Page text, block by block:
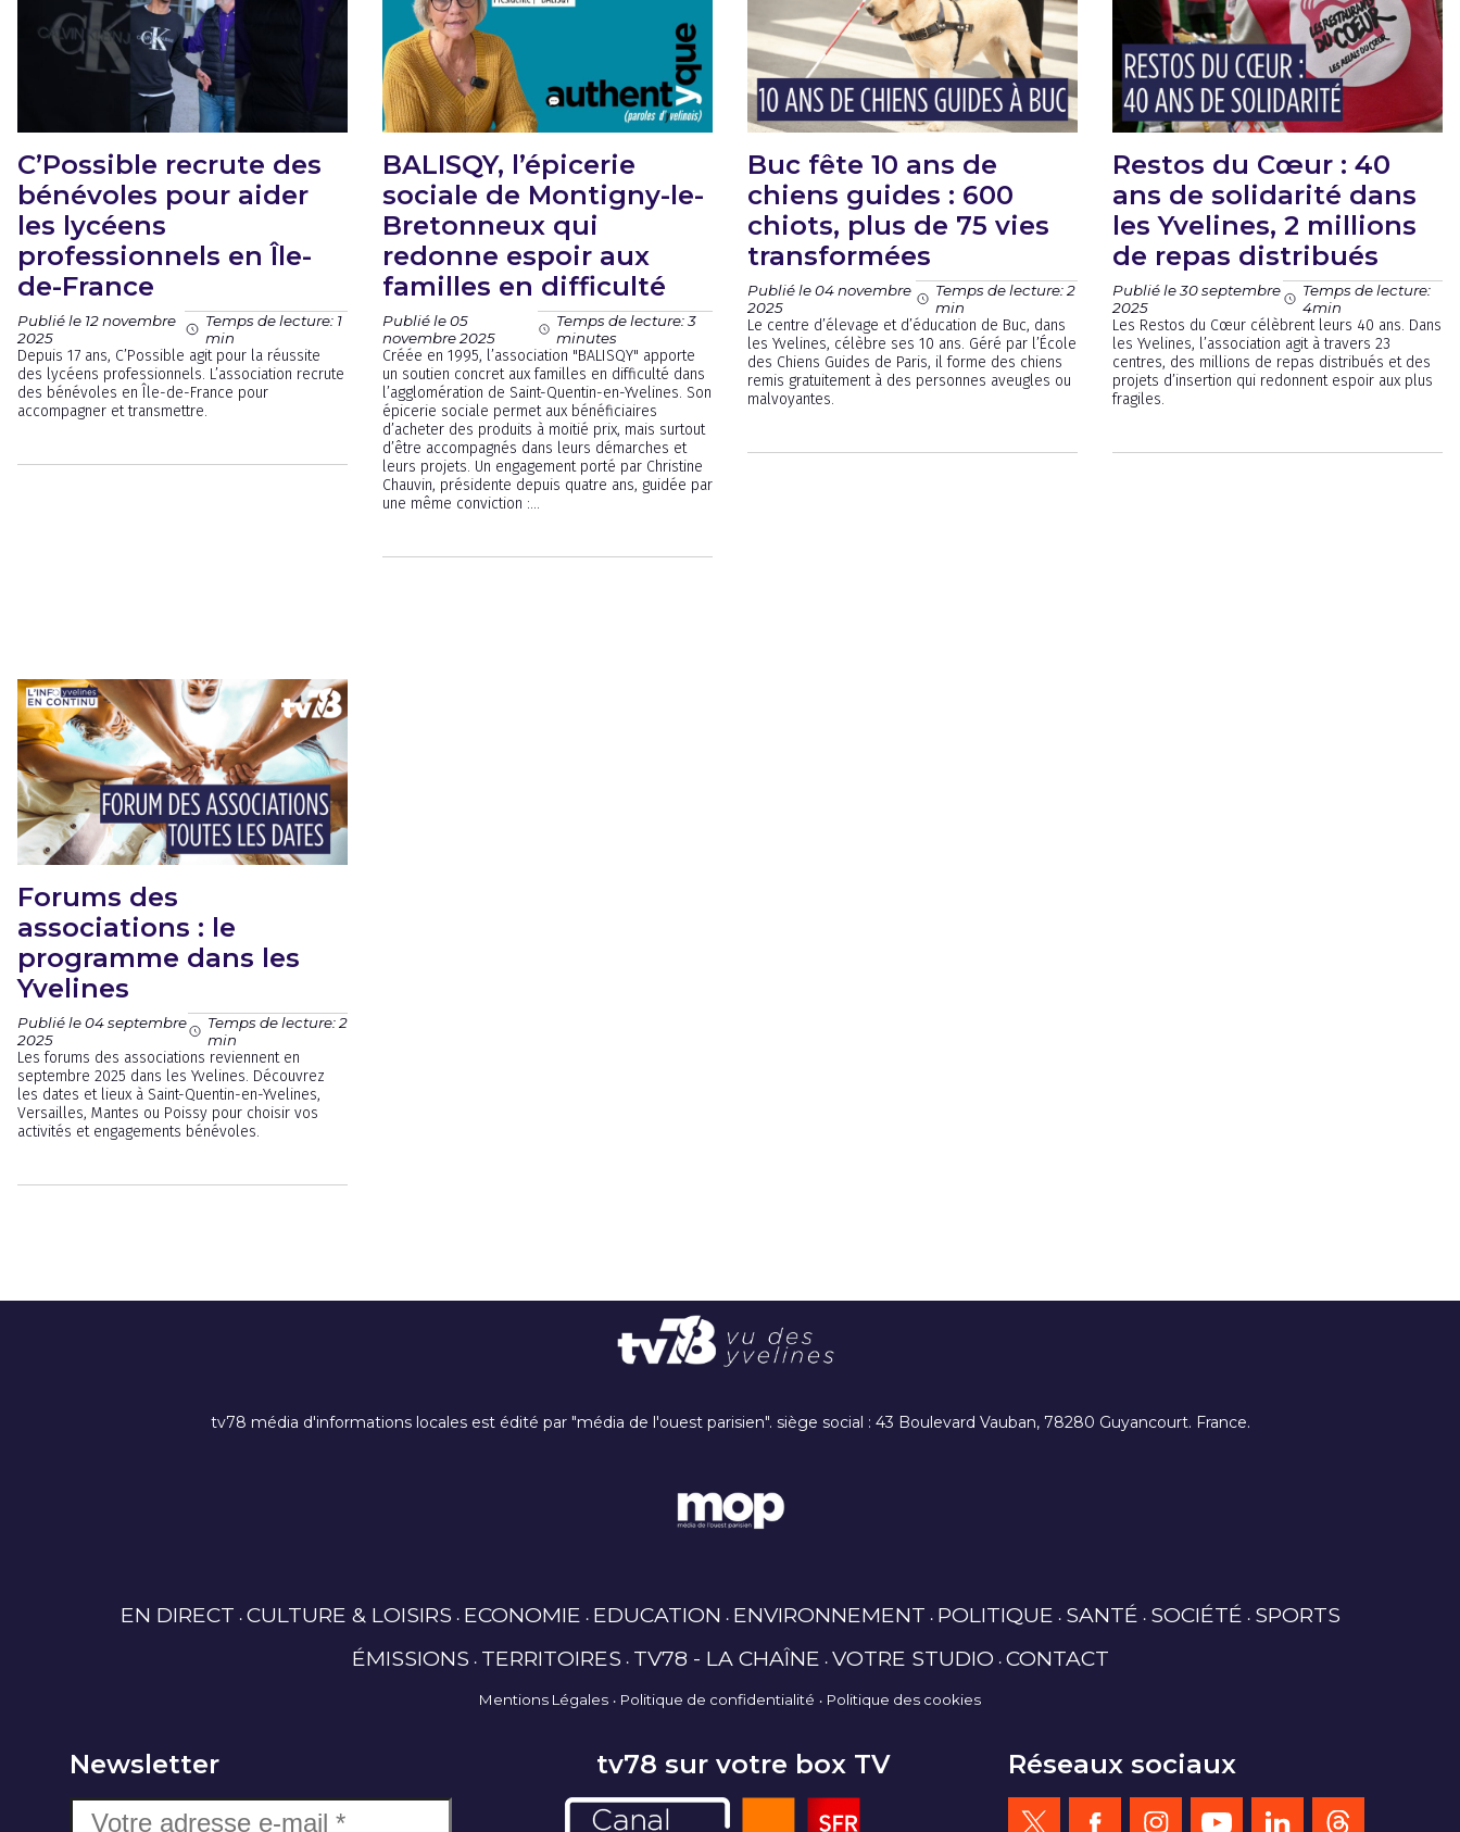
C’Possible recrute des
bénévoles pour aider
les lycéens
professionnels en Île-
de-France
Publié le 12 novembre
2025
Temps de lecture: 1
min
Depuis 17 ans, C’Possible agit pour la réussite
des lycéens professionnels. L’association recrute
des bénévoles en Île-de-France pour
accompagner et transmettre.
BALISQY, l’épicerie
sociale de Montigny-le-
Bretonneux qui
redonne espoir aux
familles en difficulté
Publié le 05
novembre 2025
Temps de lecture: 3
minutes
Créée en 1995, l’association "BALISQY" apporte
un soutien concret aux familles en difficulté dans
l’agglomération de Saint-Quentin-en-Yvelines. Son
épicerie sociale permet aux bénéficiaires
d’acheter des produits à moitié prix, mais surtout
d’être accompagnés dans leurs démarches et
leurs projets. Un engagement porté par Christine
Chauvin, présidente depuis quatre ans, guidée par
une même conviction :...
Buc fête 10 ans de
chiens guides : 600
chiots, plus de 75 vies
transformées
Publié le 04 novembre
2025
Temps de lecture: 2
min
Le centre d’élevage et d’éducation de Buc, dans
les Yvelines, célèbre ses 10 ans. Géré par l’École
des Chiens Guides de Paris, il forme des chiens
remis gratuitement à des personnes aveugles ou
malvoyantes.
Restos du Cœur : 40
ans de solidarité dans
les Yvelines, 2 millions
de repas distribués
Publié le 30 septembre
2025
Temps de lecture:
4min
Les Restos du Cœur célèbrent leurs 40 ans. Dans
les Yvelines, l’association agit à travers 23
centres, des millions de repas distribués et des
projets d’insertion qui redonnent espoir aux plus
fragiles.
Forums des
associations : le
programme dans les
Yvelines
Publié le 04 septembre
2025
Temps de lecture: 2
min
Les forums des associations reviennent en
septembre 2025 dans les Yvelines. Découvrez
les dates et lieux à Saint-Quentin-en-Yvelines,
Versailles, Mantes ou Poissy pour choisir vos
activités et engagements bénévoles.
tv78 média d'informations locales est édité par "média de l'ouest parisien". siège social : 43 Boulevard Vauban, 78280 Guyancourt. France.
EN DIRECT CULTURE & LOISIRS ECONOMIE EDUCATION ENVIRONNEMENT POLITIQUE SANTÉ SOCIÉTÉ SPORTS
ÉMISSIONS TERRITOIRES TV78 - LA CHAÎNE VOTRE STUDIO CONTACT
Mentions Légales Politique de confidentialité Politique des cookies
Newsletter tv78 sur votre box TV Réseaux sociaux